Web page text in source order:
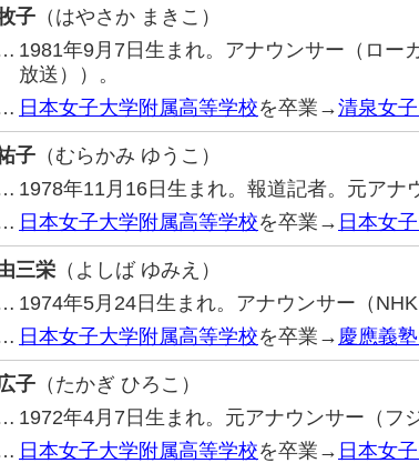
子 （はやさか まきこ）
1981年9月7日生まれ。アナウンサー（ロー
放送））。
日本女子大学附属高等学校を卒業→清泉女
子 （むらかみ ゆうこ）
1978年11月16日生まれ。報道記者。元アナ
日本女子大学附属高等学校を卒業→ 日本女
三栄 （よしば ゆみえ）
1974年5月24日生まれ。アナウンサー（NHK
日本女子大学附属高等学校を卒業→ 慶應義
子 （たかぎ ひろこ）
1972年4月7日生まれ。元アナウンサー（フ
日本女子大学附属高等学校を卒業→ 日本女